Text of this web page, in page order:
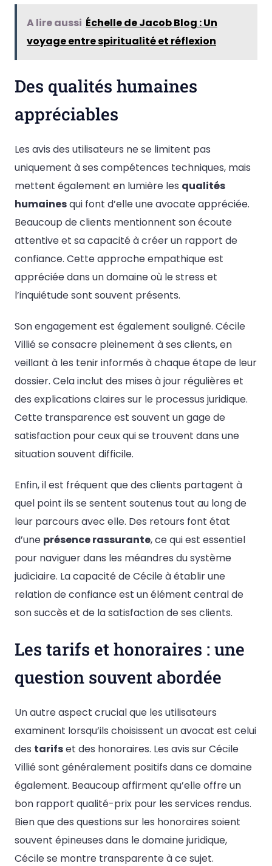
A lire aussi Échelle de Jacob Blog : Un
voyage entre spiritualité et réflexion
Des qualités humaines
appréciables
Les avis des utilisateurs ne se limitent pas
uniquement à ses compétences techniques, mais
mettent également en lumière les qualités
humainesqui font d’elle une avocate appréciée.
Beaucoup de clients mentionnent son écoute
attentive et sa capacité à créer un rapport de
confiance. Cette approche empathique est
appréciée dans un domaine où le stress et
l’inquiétude sont souvent présents.
Son engagement est également souligné. Cécile
Villié se consacre pleinement à ses clients, en
veillant à les tenir informés à chaque étape de leur
dossier. Cela inclut des mises à jour régulières et
des explications claires sur le processus juridique.
Cette transparence est souvent un gage de
satisfaction pour ceux qui se trouvent dans une
situation souvent difficile.
Enfin, il est fréquent que des clients partagent à
quel point ils se sentent soutenus tout au long de
leur parcours avec elle. Des retours font état
d’une présence rassurante, ce qui est essentiel
pour naviguer dans les méandres du système
judiciaire. La capacité de Cécile à établir une
relation de confiance est un élément central de
son succès et de la satisfaction de ses clients.
Les tarifs et honoraires : une
question souvent abordée
Un autre aspect crucial que les utilisateurs
examinent lorsqu’ils choisissent un avocat est celui
des tarifset des honoraires. Les avis sur Cécile
Villié sont généralement positifs dans ce domaine
également. Beaucoup affirment qu’elle offre un
bon rapport qualité-prix pour les services rendus.
Bien que des questions sur les honoraires soient
souvent épineuses dans le domaine juridique,
Cécile se montre transparente à ce sujet.